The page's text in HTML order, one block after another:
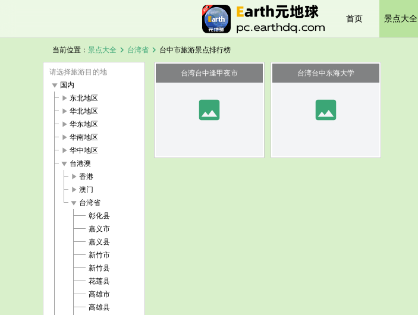
首页 景点大全
当前位置： 景点大全 chevron_right 台湾省 chevron_right 台中市旅游景点排行榜
请选择旅游目的地
play_arrow 国内
play_arrow 东北地区
play_arrow 华北地区
play_arrow 华东地区
play_arrow 华南地区
play_arrow 华中地区
play_arrow 台港澳
play_arrow 香港
play_arrow 澳门
play_arrow 台湾省
彰化县
嘉义市
嘉义县
新竹市
新竹县
花莲县
高雄市
高雄县
image
台湾台中逢甲夜市
image
台湾台中东海大学